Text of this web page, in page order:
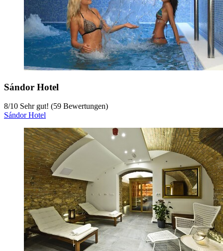
Sándor Hotel
8/10 Sehr gut! (59 Bewertungen)
Sándor Hotel